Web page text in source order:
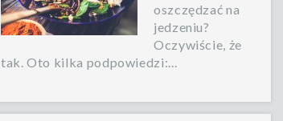
oszczędzać na
jedzeniu?
Oczywiście, że
tak. Oto kilka podpowiedzi:...